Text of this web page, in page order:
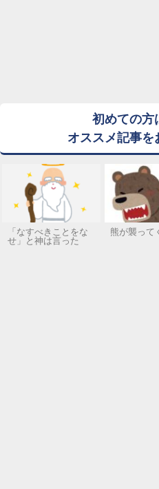
初めての方
オススメ記事
「なすべきことをな
せ」と神は言った
熊が襲って